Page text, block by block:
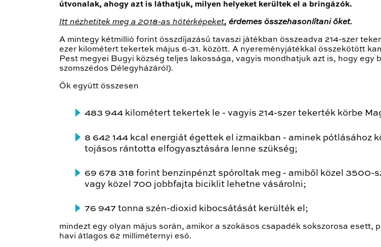
útvonalak, ahogy azt is láthatjuk, milyen helyeket kerültek el a bringázók.
Itt nézhetitek meg a 2018-as hőtérképeket, érdemes összehasonlítani őket.
A mintegy kétmillió forint összdíjazású tavaszi játékban összeadva 214-szer
ezer kilométert tekertek május 6-31. között. A nyereményjátékkal összekötött
Pest megyei Bugyi község teljes lakossága, vagyis mondhatjuk azt is, hogy
szomszédos Délegyházáról).
Ők együtt összesen
483 944 kilométert tekertek le - vagyis 214-szer tekerték körbe
8 642 144 kcal energiát égettek el izmaikban - aminek pótlásához
tojásos rántotta elfogyasztására lenne szükség;
69 678 318 forint benzinpénzt spóroltak meg - amiből közel
vagy közel 700 jobbfajta biciklit lehetne vásárolni;
76 947 tonna szén-dioxid kibocsátását kerülték el;
mindezt egy olyan május során, amikor a szokásos csapadék sokszorosa
havi átlagos 62 milliméternyi eső.